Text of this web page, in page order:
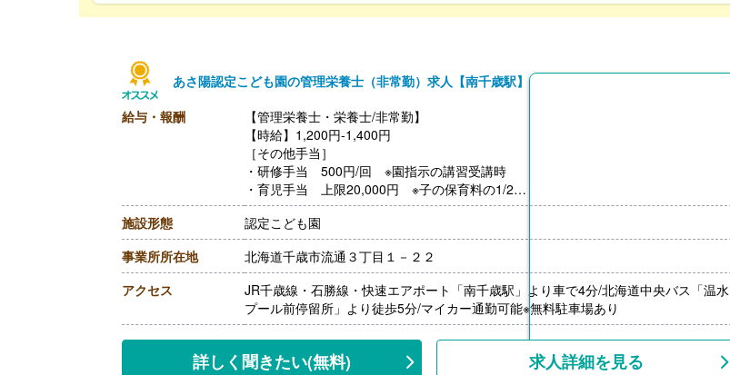
あさ陽認定こども園の管理栄養士（非常勤）求人【南千歳駅】
給与・報酬
【管理栄養士・栄養士/非常勤】
【時給】1,200円-1,400円
［その他手当］
・研修手当 500円/回 ※園指示の講習受講時
・育児手当 上限20,000円 ※子の保育料の1/2
・キャリアアップ手当 研修受講し修了で1科目1,000円アップ
【賞与】なし
【通勤手当】あり（上限なし）
【昇給】あり ※前年度実績なし
【退職金】なし
施設形態
認定こども園
事業所所在地
北海道千歳市流通３丁目１－２２
アクセス
JR千歳線・石勝線・快速エアポート「南千歳駅」より車で4分/北海道中央バス「温水
プール前停留所」より徒歩5分/マイカー通勤可能※無料駐車場あり
詳しく聞きたい(無料) 求人詳細を見る